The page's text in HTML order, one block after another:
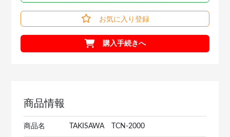
お気に入り登録
購入手続きへ
商品情報
商品名 TAKISAWA TCN-2000